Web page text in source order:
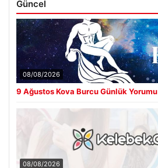
Güncel
08/08/2026
9 Ağustos Kova Burcu Günlük Yorumu
08/08/2026